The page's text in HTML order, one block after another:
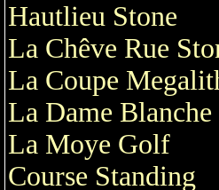
Hautlieu Stone
La Chêve Rue
La Coupe
La Dame Blanche
La Moye Golf
Course Standing